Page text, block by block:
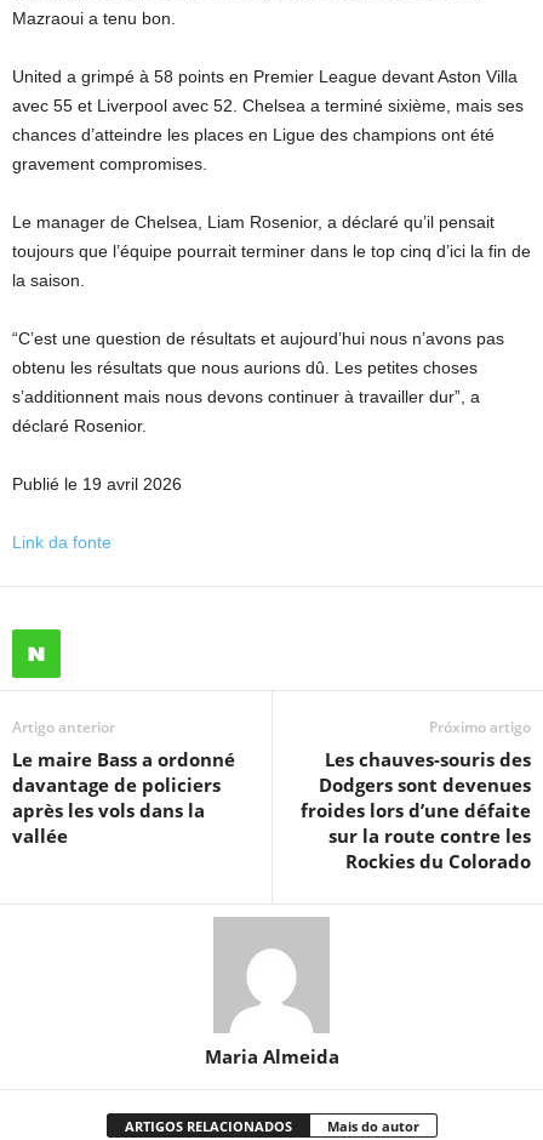
Mazraoui a tenu bon.
United a grimpé à 58 points en Premier League devant Aston Villa
avec 55 et Liverpool avec 52. Chelsea a terminé sixième, mais ses
chances d’atteindre les places en Ligue des champions ont été
gravement compromises.
Le manager de Chelsea, Liam Rosenior, a déclaré qu’il pensait
toujours que l’équipe pourrait terminer dans le top cinq d’ici la fin de
la saison.
“C’est une question de résultats et aujourd’hui nous n’avons pas
obtenu les résultats que nous aurions dû. Les petites choses
s’additionnent mais nous devons continuer à travailler dur”, a
déclaré Rosenior.
Publié le 19 avril 2026
Link da fonte
Artigo anterior
Le maire Bass a ordonné
davantage de policiers
après les vols dans la
vallée
Próximo artigo
Les chauves-souris des
Dodgers sont devenues
froides lors d’une défaite
sur la route contre les
Rockies du Colorado
Maria Almeida
ARTIGOS RELACIONADOS Mais do autor